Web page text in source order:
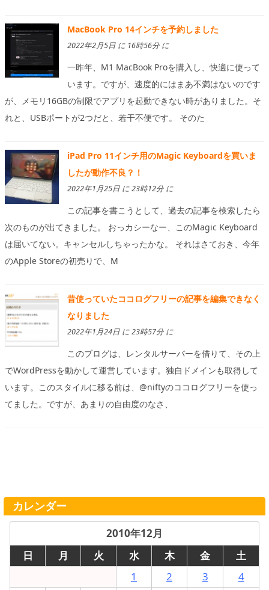
MacBook Pro 14インチを予約しました
2022年2月5日 に 16時56分 に
一昨年、M1 MacBook Proを購入し、快適に使って
います。ですが、速度的にはまあ不満はないのです
が、メモリ16GBの制限でアプリを起動できない時がありました。そ
れと、USBポートが2つだと、若干不便です。 そのた
iPad Pro 11インチ用のMagic Keyboardを買いま
したが動作不良？！
2022年1月25日 に 23時12分 に
この記事を書こうとして、過去の記事を検索したら
次のものが出てきました。 おっカシーなー、このMagic Keyboard
は届いてない。キャンセルしちゃったかな。 それはさておき、今年
のApple Storeの初売りで、M
昔使っていたココログフリーの記事を編集できなく
なりました
2022年1月24日 に 23時57分 に
このブログは、レンタルサーバーを借りて、その上
でWordPressを動かして運営しています。独自ドメインも取得して
います。このスタイルに移る前は、@niftyのココログフリーを使っ
てました。ですが、あまりの自由度のなさ、
カレンダー
2010年12月
日
月 火 水 木 金
土
1
2 3
4